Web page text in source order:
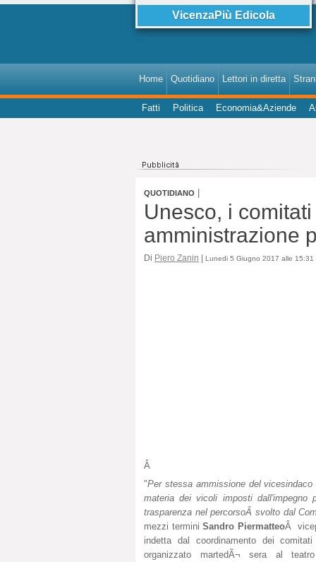
VicenzaPiù Edicola
Home Quotidiano Lettori in diretta
Fatti Politica Economia&Aziende
QUOTIDIANO
Unesco, i
amministrazione
Di Piero Zanin | Lunedi 5 Giugno 2017 alle 15:31
Â
"Per stessa ammissione del vicesindaco
materia dei vicoli imposti
trasparenza nel percorsoÂ svolto dal
mezzi terminiSandro PiermatteoÂ
indetta dal coordinamento dei
organizzato martedÃ¬ sera al